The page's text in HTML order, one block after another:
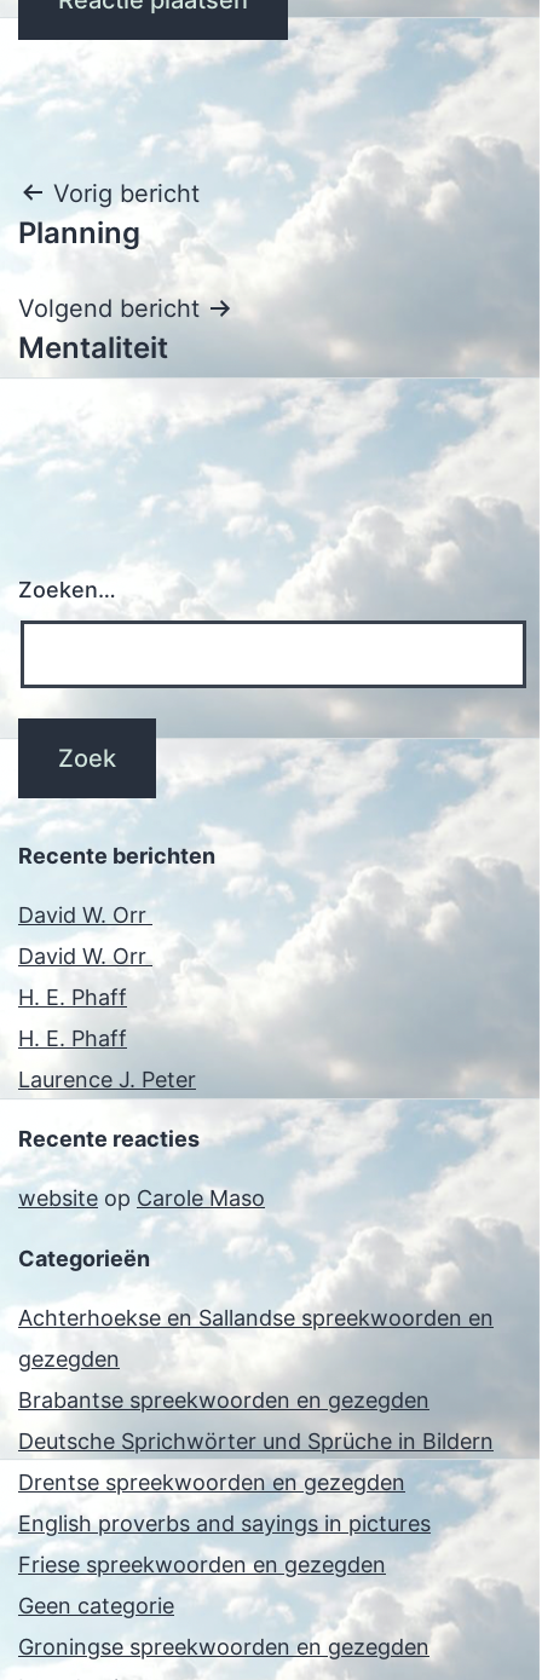
Bericht
navigatie
Vorig bericht
Planning
Volgend bericht
Mentaliteit
Zoeken…
Recente berichten
David W. Orr
David W. Orr
H. E. Phaff
H. E. Phaff
Laurence J. Peter
Recente reacties
website op Carole Maso
Categorieën
Achterhoekse en Sallandse spreekwoorden en
gezegden
Brabantse spreekwoorden en gezegden
Deutsche Sprichwörter und Sprüche in Bildern
Drentse spreekwoorden en gezegden
English proverbs and sayings in pictures
Friese spreekwoorden en gezegden
Geen categorie
Groningse spreekwoorden en gezegden